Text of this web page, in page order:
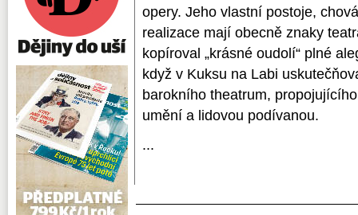
opery. Jeho vlastní postoje,
realizace mají obecně znaky
kopíroval „krásné oudolí“ plné
když v Kuksu na Labi
barokního theatrum,
umění a lidovou podívanou.
...